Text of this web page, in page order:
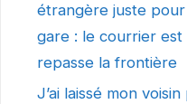
étrangère juste
gare : le courrier
repasse la frontière
J’ai laissé mon